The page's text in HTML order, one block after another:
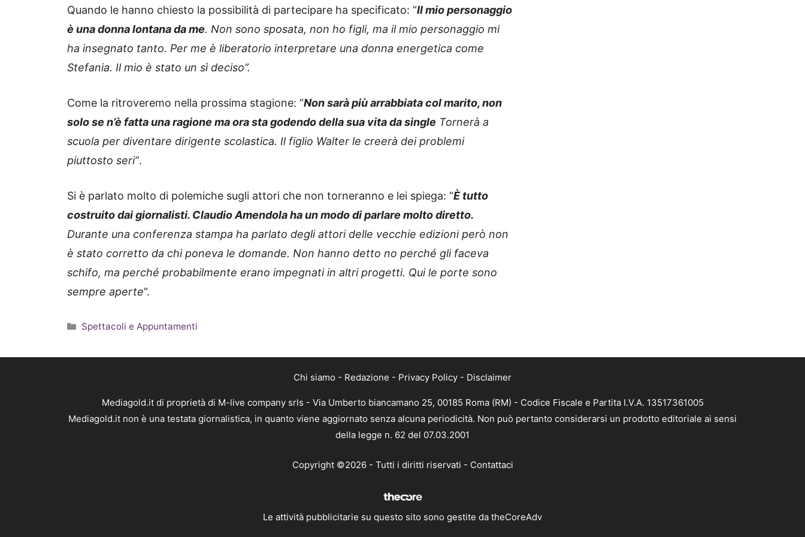
Quando le hanno chiesto la possibilità di partecipare ha specificato: “Il mio personaggio
è una donna lontana da me. Non sono sposata, non ho figli, ma il mio personaggio mi
ha insegnato tanto. Per me è liberatorio interpretare una donna energetica come
Stefania. Il mio è stato un sì deciso”.
Come la ritroveremo nella prossima stagione: “Non sarà più arrabbiata col marito, non
solo se n’è fatta una ragione ma ora sta godendo della sua vita da single Tornerà a
scuola per diventare dirigente scolastica. Il figlio Walter le creerà dei problemi
piuttosto seri”.
Si è parlato molto di polemiche sugli attori che non torneranno e lei spiega: “È tutto
costruito dai giornalisti. Claudio Amendola ha un modo di parlare molto diretto.
Durante una conferenza stampa ha parlato degli attori delle vecchie edizioni però non
è stato corretto da chi poneva le domande. Non hanno detto no perché gli faceva
schifo, ma perché probabilmente erano impegnati in altri progetti. Qui le porte sono
sempre aperte“.
Categorie
Spettacoli e Appuntamenti
Chi siamo - Redazione - Privacy Policy - Disclaimer
Mediagold.it di proprietà di M-live company srls - Via Umberto biancamano 25, 00185 Roma (RM) - Codice Fiscale e Partita I.V.A. 13517361005
Mediagold.it non è una testata giornalistica, in quanto viene aggiornato senza alcuna periodicità. Non può pertanto considerarsi un prodotto editoriale ai sensi
della legge n. 62 del 07.03.2001
Copyright ©2026 - Tutti i diritti riservati - Contattaci
Le attività pubblicitarie su questo sito sono gestite da theCoreAdv